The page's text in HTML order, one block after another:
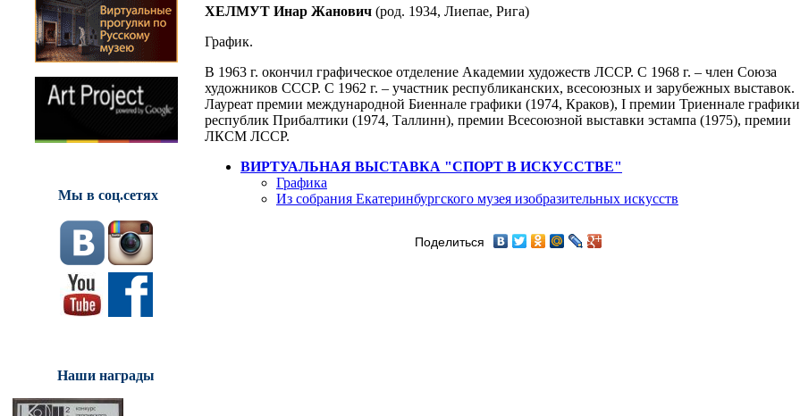
Мы в соц.сетях
Наши награды
ХЕЛМУТ Инар Жанович (род. 1934, Лиепае, Рига)
График.
В 1963 г. окончил графическое отделение Академии художеств ЛССР. С 1968 г. – член Союза
художников СССР. С 1962 г. – участник республиканских, всесоюзных и зарубежных выставок.
Лауреат премии международной Биеннале графики (1974, Краков), I премии Триеннале графики
республик Прибалтики (1974, Таллинн), премии Всесоюзной выставки эстампа (1975), премии
ЛКСМ ЛССР.
ВИРТУАЛЬНАЯ ВЫСТАВКА "СПОРТ В ИСКУССТВЕ"
Графика
Из собрания Екатеринбургского музея изобразительных искусств
Поделиться